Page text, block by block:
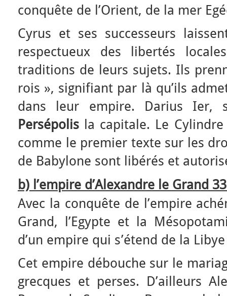
conquête de l’Orient, de la mer
Cyrus et ses successeurs
respectueux des libertés
traditions de leurs sujets. Ils
rois », signifiant par là qu’ils
dans leur empire. Darius Ier,
Persépolis la capitale. Le
comme le premier texte sur les
de Babylone sont libérés et
b) l’empire d’Alexandre le Grand
Avec la conquête de l’empire
Grand, l’Egypte et la
d’un empire qui s’étend de la
Cet empire débouche sur le
grecques et perses. D’ailleurs